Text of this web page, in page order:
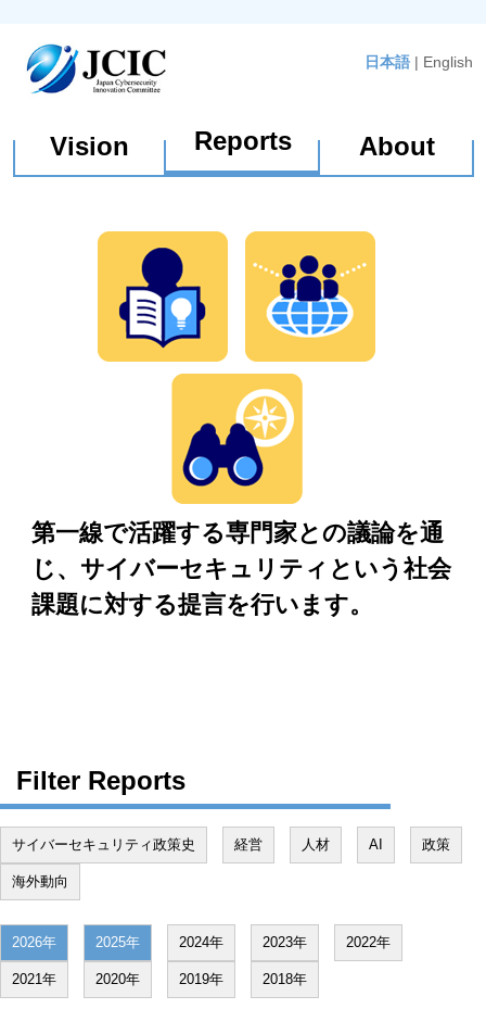
日本語 | English
Vision Reports About
第一線で活躍する専門家との議論を通
じ、サイバーセキュリティという社会
課題に対する提言を行います。
Filter Reports
サイバーセキュリティ政策史 経営 人材 AI 政策
海外動向
2026年 2025年 2024年 2023年 2022年
2021年 2020年 2019年 2018年